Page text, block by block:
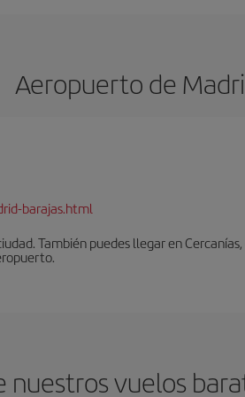
Aeropuerto de
barajas.html
También puedes llegar en
vuelos